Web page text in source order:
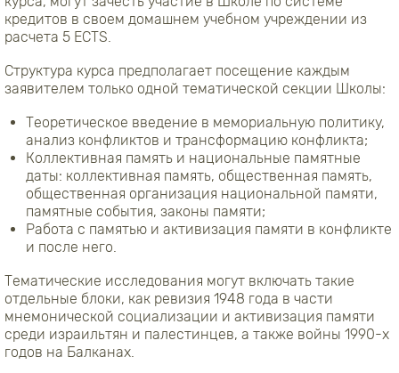
кредитов в своем домашнем учебном учреждении из
расчета 5 ECTS.
Структура курса предполагает посещение каждым
заявителем только одной тематической секции Школы:
Теоретическое введение в мемориальную политику,
анализ конфликтов и трансформацию конфликта;
Коллективная память и национальные памятные
даты: коллективная память, общественная память,
общественная организация национальной памяти,
памятные события, законы памяти;
Работа с памятью и активизация памяти в конфликте
и после него.
Тематические исследования могут включать такие
отдельные блоки, как ревизия 1948 года в части
мнемонической социализации и активизация памяти
среди израильтян и палестинцев, а также войны 1990-х
годов на Балканах.